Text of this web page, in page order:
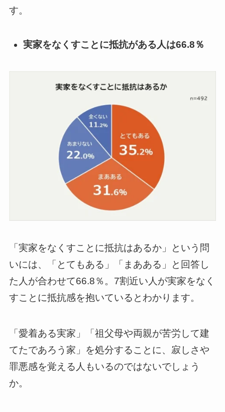
す。
実家をなくすことに抵抗がある人は66.8％
「実家をなくすことに抵抗はあるか」という問
いには、「とてもある」「まあある」と回答し
た人が合わせて66.8％。7割近い人が実家をなく
すことに抵抗感を抱いているとわかります。
「愛着ある実家」「祖父母や両親が苦労して建
てたであろう家」を処分することに、寂しさや
罪悪感を覚える人もいるのではないでしょう
か。